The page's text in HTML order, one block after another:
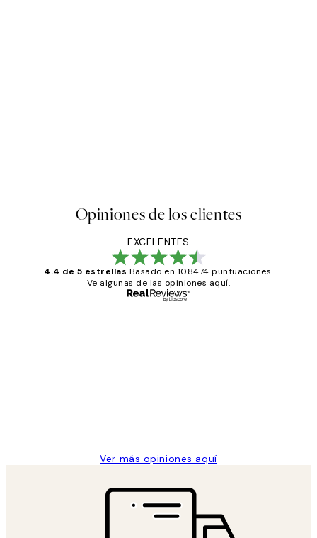
Opiniones de los clientes
EXCELENTES
4.4 de 5 estrellas Basado en 108474 puntuaciones.
Ve algunas de las opiniones aquí.
Ver más opiniones aquí